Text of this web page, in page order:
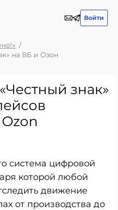
Войти
на ВБ и Озон
знак»
система цифровой
которой любой
движение
от производства до